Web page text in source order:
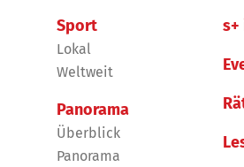
Sport
Lokal
Weltweit
Panorama
Überblick
Panorama